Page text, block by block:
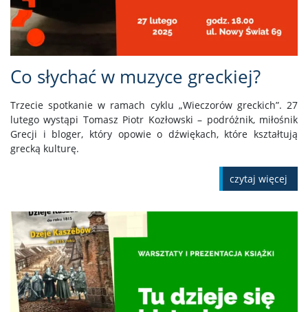
Co słychać w muzyce greckiej?
Trzecie spotkanie w ramach cyklu „Wieczorów greckich”. 27
lutego wystąpi Tomasz Piotr Kozłowski – podróżnik, miłośnik
Grecji i bloger, który opowie o dźwiękach, które kształtują
grecką kulturę.
czytaj więcej